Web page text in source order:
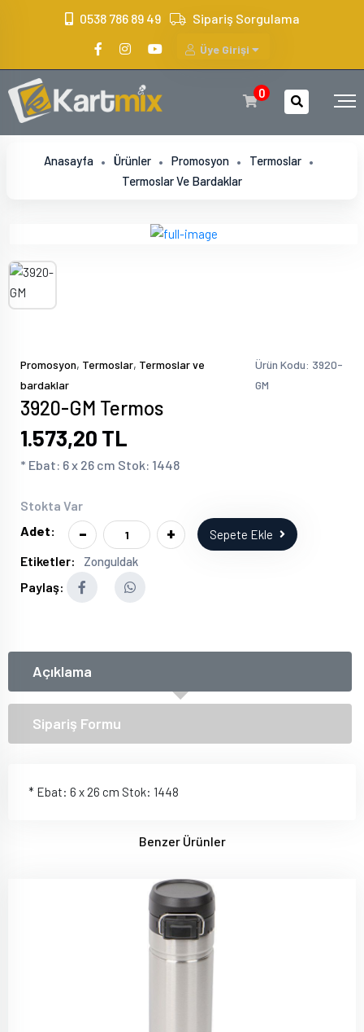
0538 786 89 49 Sipariş Sorgulama
Üye Girişi
0
Anasayfa Ürünler Promosyon
Termoslar
Termoslar Ve Bardaklar
Promosyon, Termoslar, Termoslar ve
bardaklar
Ürün Kodu: 3920-
GM
3920-GM Termos
1.573,20 TL
* Ebat: 6 x 26 cm Stok: 1448
Stokta Var
Adet:
- + Sepete Ekle
Etiketler: Zonguldak
Paylaş:
Açıklama
Sipariş Formu
* Ebat: 6 x 26 cm Stok: 1448
Benzer Ürünler